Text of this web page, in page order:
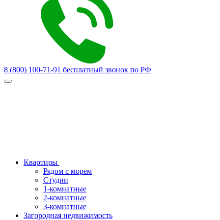
8 (800) 100-71-91 бесплатный звонок по РФ
Квартиры
Рядом с морем
Студии
1-комнатные
2-комнатные
3-комнатные
Загородная недвижимость